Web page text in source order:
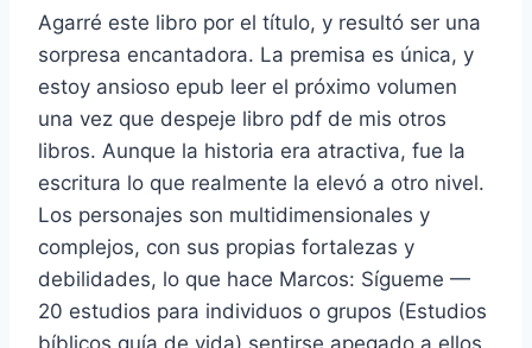
Agarré este libro por el título, y resultó ser una
sorpresa encantadora. La premisa es única, y
estoy ansioso epub leer el próximo volumen
una vez que despeje libro pdf de mis otros
libros. Aunque la historia era atractiva, fue la
escritura lo que realmente la elevó a otro nivel.
Los personajes son multidimensionales y
complejos, con sus propias fortalezas y
debilidades, lo que hace Marcos: Sígueme —
20 estudios para individuos o grupos (Estudios
bíblicos guía de vida) sentirse apegado a ellos